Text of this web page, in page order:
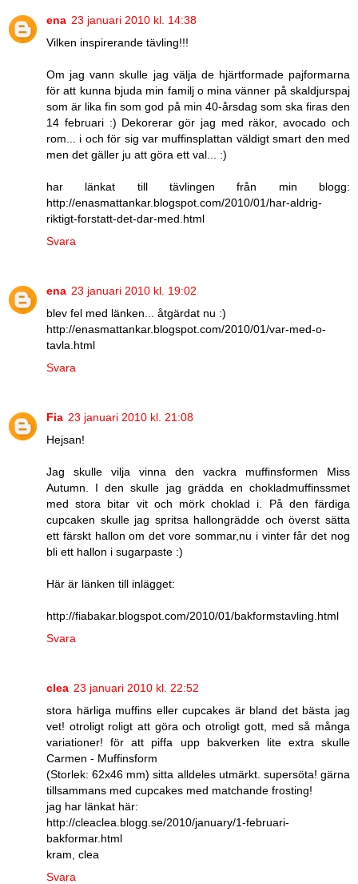
ena 23 januari 2010 kl. 14:38
Vilken inspirerande tävling!!!
Om jag vann skulle jag välja de hjärtformade pajformarna
för att kunna bjuda min familj o mina vänner på skaldjurspaj
som är lika fin som god på min 40-årsdag som ska firas den
14 februari :) Dekorerar gör jag med räkor, avocado och
rom... i och för sig var muffinsplattan väldigt smart den med
men det gäller ju att göra ett val... :)
har länkat till tävlingen från min blogg:
http://enasmattankar.blogspot.com/2010/01/har-aldrig-
riktigt-forstatt-det-dar-med.html
Svara
ena 23 januari 2010 kl. 19:02
blev fel med länken... åtgärdat nu :)
http://enasmattankar.blogspot.com/2010/01/var-med-o-
tavla.html
Svara
Fia 23 januari 2010 kl. 21:08
Hejsan!
Jag skulle vilja vinna den vackra muffinsformen Miss
Autumn. I den skulle jag grädda en chokladmuffinssmet
med stora bitar vit och mörk choklad i. På den färdiga
cupcaken skulle jag spritsa hallongrädde och överst sätta
ett färskt hallon om det vore sommar,nu i vinter får det nog
bli ett hallon i sugarpaste :)
Här är länken till inlägget:
http://fiabakar.blogspot.com/2010/01/bakformstavling.html
Svara
clea 23 januari 2010 kl. 22:52
stora härliga muffins eller cupcakes är bland det bästa jag
vet! otroligt roligt att göra och otroligt gott, med så många
variationer! för att piffa upp bakverken lite extra skulle
Carmen - Muffinsform
(Storlek: 62x46 mm) sitta alldeles utmärkt. supersöta! gärna
tillsammans med cupcakes med matchande frosting!
jag har länkat här:
http://cleaclea.blogg.se/2010/january/1-februari-
bakformar.html
kram, clea
Svara